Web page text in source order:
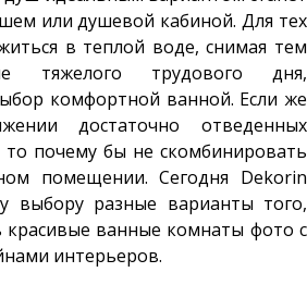
или душевой кабиной. Для тех
в теплой воде, снимая тем
тяжелого трудового дня,
комфортной ванной. Если же
достаточно отведенных
почему бы не скомбинировать
помещении. Сегодня Dekorin
выбору разные варианты того,
красивые ванные комнаты фото с
интерьеров.